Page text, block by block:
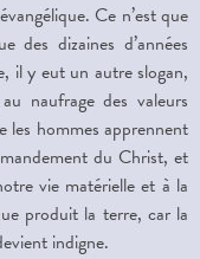
Ce n’est que
des dizaines d’années
il y eut un autre slogan,
naufrage des valeurs
les hommes apprennent
du Christ, et
vie matérielle et à la
produit la terre, car la
indigne.